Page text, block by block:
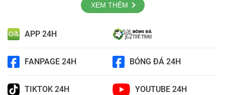
XEM THÊM
APP 24H
FANPAGE 24H BÓNG ĐÁ 24H
TIKTOK 24H YOUTUBE 24H